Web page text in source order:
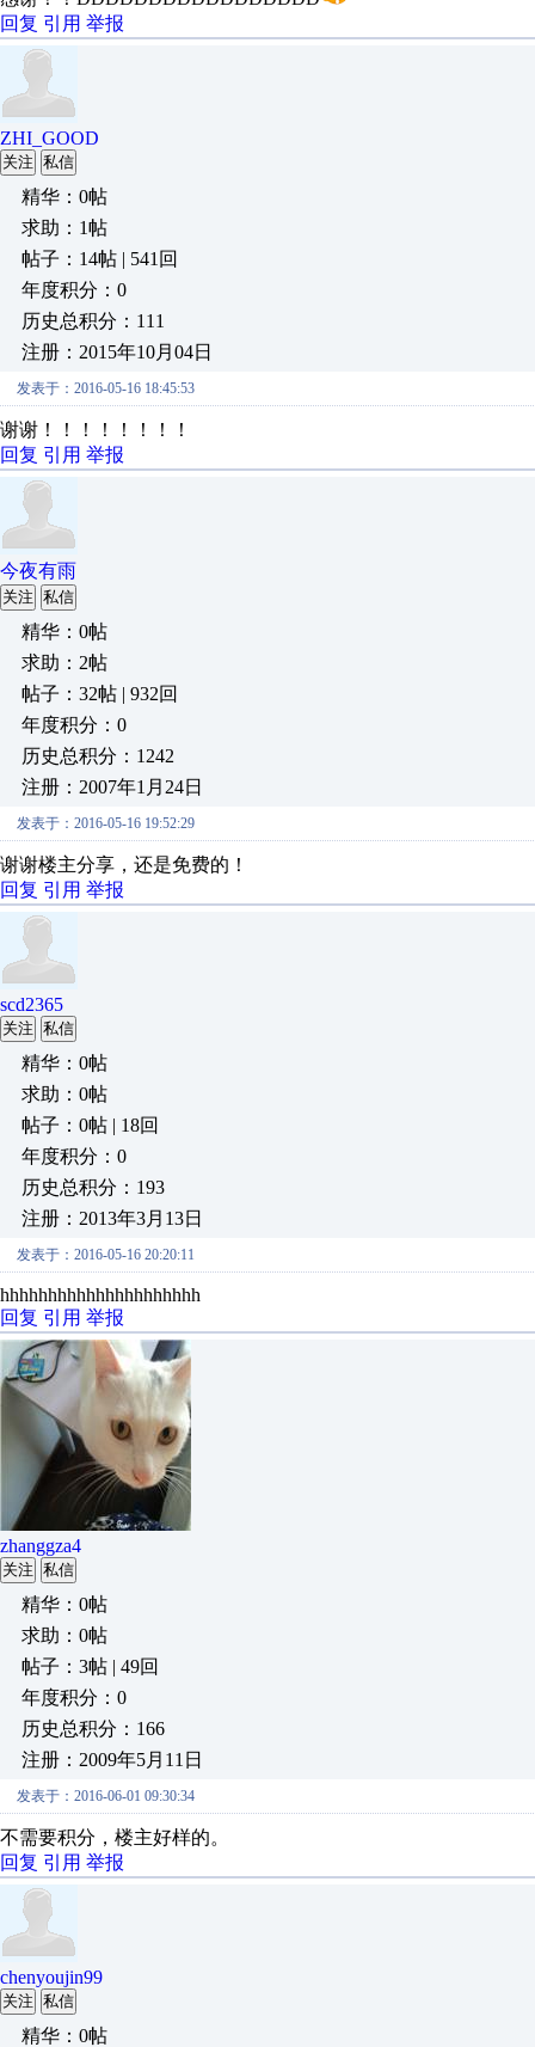
回复 引用 举报
ZHI_GOOD
关注 私信
精华：0帖
求助：1帖
帖子：14帖 | 541回
年度积分：0
历史总积分：111
注册：2015年10月04日
发表于：2016-05-16 18:45:53
谢谢！！！！！！！！
回复 引用 举报
今夜有雨
关注 私信
精华：0帖
求助：2帖
帖子：32帖 | 932回
年度积分：0
历史总积分：1242
注册：2007年1月24日
发表于：2016-05-16 19:52:29
谢谢楼主分享，还是免费的！
回复 引用 举报
scd2365
关注 私信
精华：0帖
求助：0帖
帖子：0帖 | 18回
年度积分：0
历史总积分：193
注册：2013年3月13日
发表于：2016-05-16 20:20:11
hhhhhhhhhhhhhhhhhhhhh
回复 引用 举报
zhanggza4
关注 私信
精华：0帖
求助：0帖
帖子：3帖 | 49回
年度积分：0
历史总积分：166
注册：2009年5月11日
发表于：2016-06-01 09:30:34
不需要积分，楼主好样的。
回复 引用 举报
chenyoujin99
关注 私信
精华：0帖